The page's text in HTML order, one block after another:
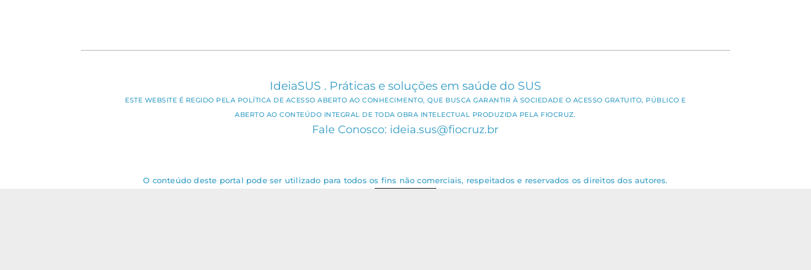
IdeiaSUS . Práticas e soluções em saúde do SUS
ESTE WEBSITE É REGIDO PELA POLÍTICA DE ACESSO ABERTO AO CONHECIMENTO, QUE BUSCA GARANTIR À SOCIEDADE O ACESSO GRATUITO, PÚBLICO E
ABERTO AO CONTEÚDO INTEGRAL DE TODA OBRA INTELECTUAL PRODUZIDA PELA FIOCRUZ.
Fale Conosco: ideia.sus@fiocruz.br
O conteúdo deste portal pode ser utilizado para todos os fins não comerciais, respeitados e reservados os direitos dos autores.